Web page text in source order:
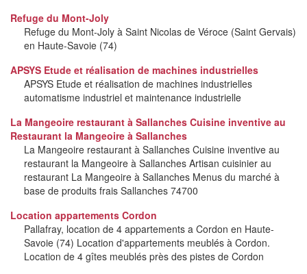
Refuge du Mont-Joly
Refuge du Mont-Joly à Saint Nicolas de Véroce (Saint Gervais)
en Haute-Savoie (74)
APSYS Etude et réalisation de machines industrielles
APSYS Etude et réalisation de machines industrielles
automatisme industriel et maintenance industrielle
La Mangeoire restaurant à Sallanches Cuisine inventive au
Restaurant la Mangeoire à Sallanches
La Mangeoire restaurant à Sallanches Cuisine inventive au
restaurant la Mangeoire à Sallanches Artisan cuisinier au
restaurant La Mangeoire à Sallanches Menus du marché à
base de produits frais Sallanches 74700
Location appartements Cordon
Pallafray, location de 4 appartements a Cordon en Haute-
Savoie (74) Location d'appartements meublés à Cordon.
Location de 4 gîtes meublés près des pistes de Cordon